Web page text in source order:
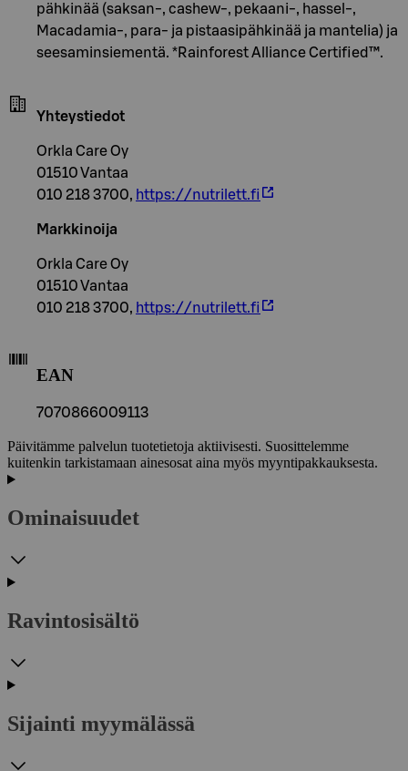
pähkinää (saksan-, cashew-, pekaani-, hassel-,
Macadamia-, para- ja pistaasipähkinää ja mantelia) ja
seesaminsiementä. *Rainforest Alliance Certified™.
Yhteystiedot
Orkla Care Oy
01510 Vantaa
010 218 3700, https://nutrilett.fi
Markkinoija
Orkla Care Oy
01510 Vantaa
010 218 3700, https://nutrilett.fi
EAN
7070866009113
Päivitämme palvelun tuotetietoja aktiivisesti. Suosittelemme
kuitenkin tarkistamaan ainesosat aina myös myyntipakkauksesta.
Ominaisuudet
Ravintosisältö
Sijainti myymälässä